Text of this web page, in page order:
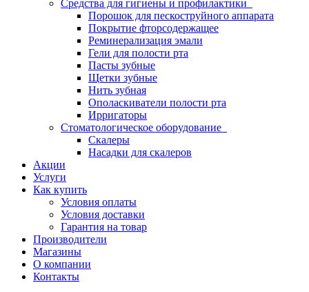
Средства для гигиены и профилактики
Порошок для пескоструйного аппарата
Покрытие фторсодержащее
Реминерализация эмали
Гели для полости рта
Пасты зубные
Щетки зубные
Нить зубная
Ополаскиватели полости рта
Ирригаторы
Стоматологическое оборудование
Скалеры
Насадки для скалеров
Акции
Услуги
Как купить
Условия оплаты
Условия доставки
Гарантия на товар
Производители
Магазины
О компании
Контакты